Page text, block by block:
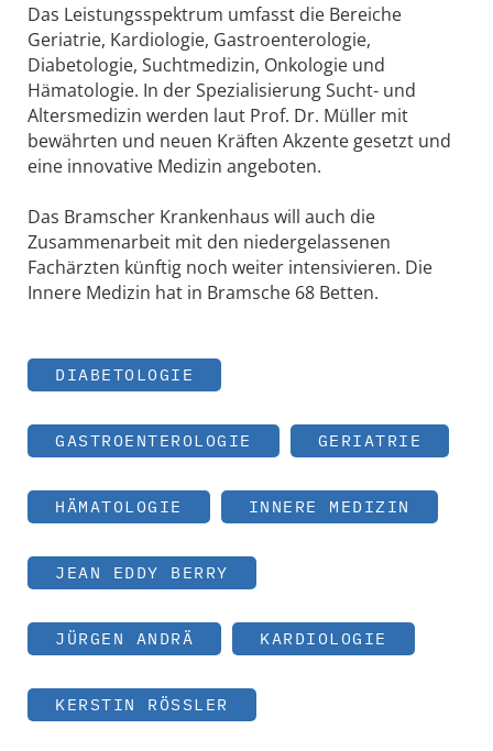
Das Leistungsspektrum umfasst die Bereiche
Geriatrie, Kardiologie, Gastroenterologie,
Diabetologie, Suchtmedizin, Onkologie und
Hämatologie. In der Spezialisierung Sucht- und
Altersmedizin werden laut Prof. Dr. Müller mit
bewährten und neuen Kräften Akzente gesetzt und
eine innovative Medizin angeboten.
Das Bramscher Krankenhaus will auch die
Zusammenarbeit mit den niedergelassenen
Fachärzten künftig noch weiter intensivieren. Die
Innere Medizin hat in Bramsche 68 Betten.
DIABETOLOGIE
GASTROENTEROLOGIE GERIATRIE
HÄMATOLOGIE INNERE MEDIZIN
JEAN EDDY BERRY
JÜRGEN ANDRÄ KARDIOLOGIE
KERSTIN RÖSSLER